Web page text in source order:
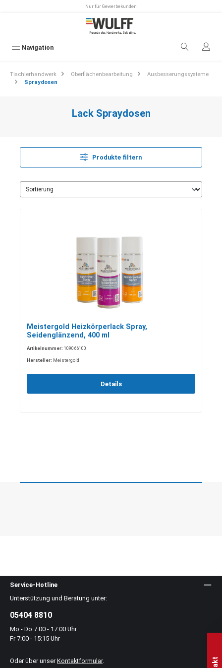
Nur für Gewerbekunden
Navigation
Tischlerhandwerk Oberflächenbearbeitung
Ausbesserungssysteme
Spraydosen
Lack Spraydosen
Produkte filtern
Meistergold Heizkörperlack Spray,
Seidenglänzend, 400 ml
Artikelnummer: 109066100
Hersteller: Meistergold
Details
Service-Hotline
Unterstützung und Beratung unter:
05404 8810
Mo - Do 7:00 - 17:00 Uhr
Fr 7:00 - 15:15 Uhr
Oder über unser Kontaktformular.